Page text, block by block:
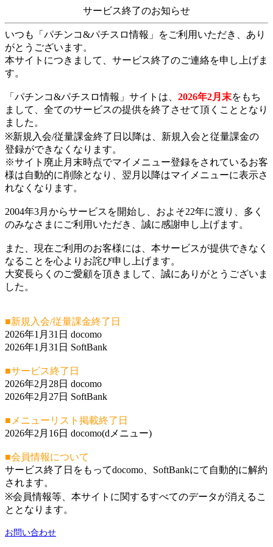
サービス終了のお知らせ
いつも「パチンコ&パチスロ情報」をご利用いただき、あり
がとうございます。
本サイトにつきまして、サービス終了のご連絡を申し上げま
す。
「パチンコ&パチスロ情報」サイトは、 2026年2月末をもち
まして、全てのサービスの提供を終了させて頂くこととなり
ました。
※新規入会/従量課金終了日以降は、新規入会と従量課金の
登録ができなくなります。
※サイト廃止月末時点でマイメニュー登録をされているお客
様は自動的に削除となり、翌月以降はマイメニューに表示さ
れなくなります。
2004年3月からサービスを開始し、およそ22年に渡り、多く
のみなさまにご利用いただき、誠に感謝申し上げます。
また、現在ご利用のお客様には、本サービスが提供できなく
なることを心よりお詫び申し上げます。
大変長らくのご愛顧を頂きまして、誠にありがとうございま
した。
■新規入会/従量課金終了日
2026年1月31日 docomo
2026年1月31日 SoftBank
■サービス終了日
2026年2月28日 docomo
2026年2月27日 SoftBank
■メニューリスト掲載終了日
2026年2月16日 docomo(dメニュー)
■会員情報について
サービス終了日をもってdocomo、SoftBankにて自動的に解約
されます。
※会員情報等、本サイトに関するすべてのデータが消えるこ
ととなります。
お問い合わせ